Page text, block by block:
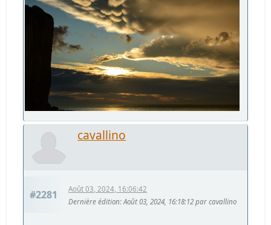
cavallino
#2281
Août 03, 2024, 16:06:42
Dernière édition: Août 03, 2024, 16:18:12 par cavallino